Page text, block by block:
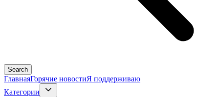
Search
ГлавнаяГорячие новостиЯ поддерживаю
Категории